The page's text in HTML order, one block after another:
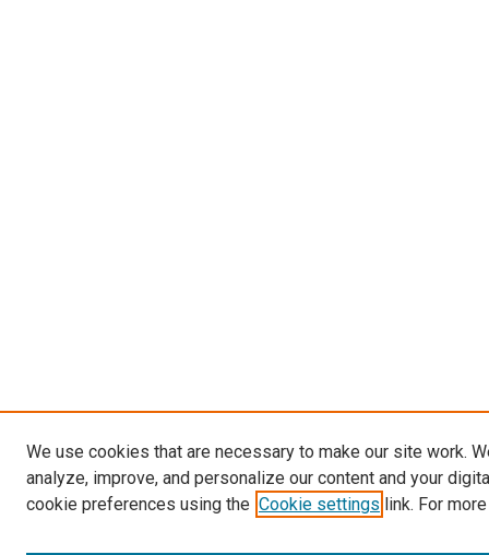
We use cookies that are necessary to make our site work.
analyze, improve, and personalize our content and your
cookie preferences using the Cookie settings link. For